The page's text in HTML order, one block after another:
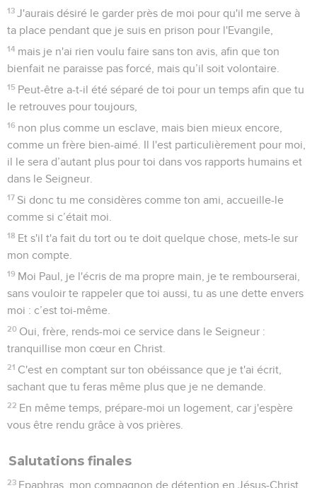
13 J'aurais désiré le garder près de moi pour qu'il me serve à
ta place pendant que je suis en prison pour l'Evangile,
14 mais je n'ai rien voulu faire sans ton avis, afin que ton
bienfait ne paraisse pas forcé, mais qu’il soit volontaire.
15 Peut-être a-t-il été séparé de toi pour un temps afin que tu
le retrouves pour toujours,
16 non plus comme un esclave, mais bien mieux encore,
comme un frère bien-aimé. Il l'est particulièrement pour moi,
il le sera d’autant plus pour toi dans vos rapports humains et
dans le Seigneur.
17 Si donc tu me considères comme ton ami, accueille-le
comme si c’était moi.
18 Et s'il t'a fait du tort ou te doit quelque chose, mets-le sur
mon compte.
19 Moi Paul, je l'écris de ma propre main, je te rembourserai,
sans vouloir te rappeler que toi aussi, tu as une dette envers
moi : c’est toi-même.
20 Oui, frère, rends-moi ce service dans le Seigneur :
tranquillise mon cœur en Christ.
21 C'est en comptant sur ton obéissance que je t'ai écrit,
sachant que tu feras même plus que je ne demande.
22 En même temps, prépare-moi un logement, car j'espère
vous être rendu grâce à vos prières.
Salutations finales
23 Epaphras, mon compagnon de détention en Jésus-Christ,